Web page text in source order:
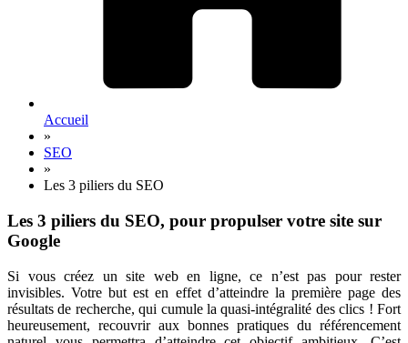
Accueil
»
SEO
»
Les 3 piliers du SEO
Les 3 piliers du SEO, pour propulser votre site sur
Google
Si vous créez un site web en ligne, ce n’est pas pour rester
invisibles. Votre but est en effet d’atteindre la première page des
résultats de recherche, qui cumule la quasi-intégralité des clics ! Fort
heureusement, recouvrir aux bonnes pratiques du référencement